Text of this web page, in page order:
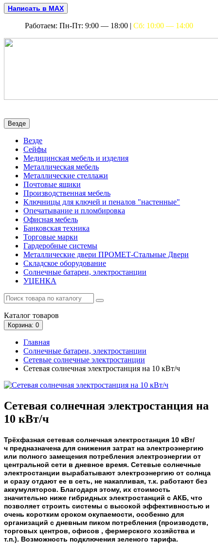
Написать в MAX
Работаем: Пн-Пт: 9:00 — 18:00 | Сб: 10:00 — 14:00
Везде
Везде
Сейфы
Медицинская мебель и изделия
Металлическая мебель
Металлические стеллажи
Почтовые ящики
Производственная мебель
Ключницы для ключей и пеналов "настенные"
Опечатывание и пломбировка
Офисная мебель
Банковская техника
Торговые марки
Гардеробные системы
Металлические двери ПРОМЕТ-Стальные Двери
Складское оборудование
Солнечные батареи, электростанции
УЦЕНКА
Каталог товаров
Корзина: 0
Главная
Солнечные батареи, электростанции
Сетевые солнечные электростанции
Сетевая солнечная электростанция на 10 кВт/ч
Сетевая солнечная электростанция на
10 кВт/ч
Трёхфазная сетевая солнечная электростанция 10 кВт/
ч предназначена для снижения затрат на электроэнергию
или полного замещения потребления электроэнергии от
центральной сети в дневное время. Сетевые солнечные
электростанции вырабатывают электроэнергию от солнца
и сразу отдают ее в сеть, не накапливая, т.к. работают без
аккумуляторов. Благодаря этому, их стоимость
значительно ниже гибридных электростанций с АКБ, что
позволяет строить системы с высокой эффективностью и
очень коротким сроком окупаемости, особенно для
организаций с дневным пиком потребления (производств,
торговых центров, офисов , фермерского хозяйства и
т.п.). Возможность подключения зеленого тарифа.